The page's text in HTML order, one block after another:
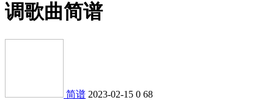
调歌曲简谱
简谱 2023-02-15 0 68